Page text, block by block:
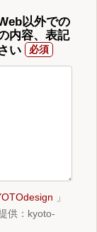
以外での
内容、表記
い
」
供：kyoto-